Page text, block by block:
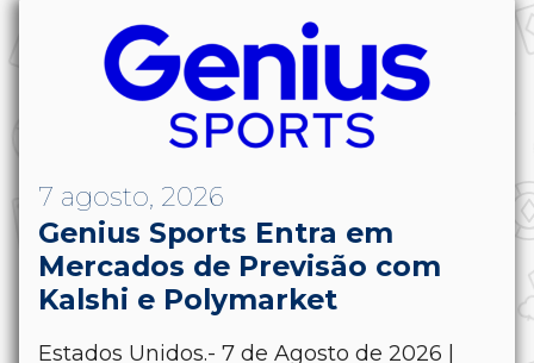
7 agosto, 2026
Genius Sports Entra em
Mercados de Previsão com
Kalshi e Polymarket
Estados Unidos.- 7 de Agosto de 2026 |